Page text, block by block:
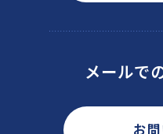
メールで
お